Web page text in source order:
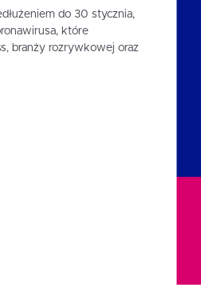
do 30 stycznia,
które
branży rozrywkowej oraz